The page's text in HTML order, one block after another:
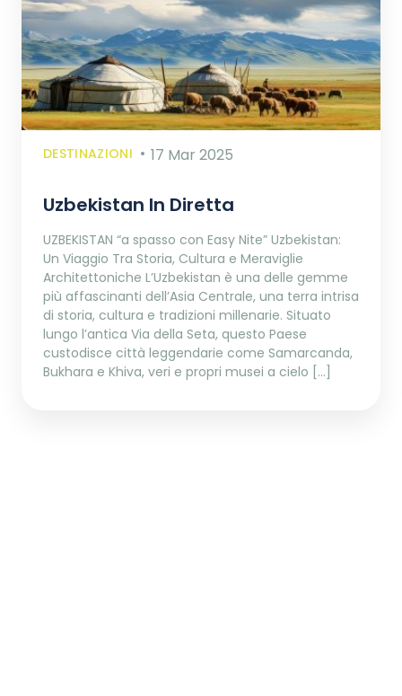
DESTINAZIONI 17 Mar 2025
Uzbekistan In Diretta
UZBEKISTAN “a spasso con Easy Nite” Uzbekistan:
Un Viaggio Tra Storia, Cultura e Meraviglie
Architettoniche L’Uzbekistan è una delle gemme
più affascinanti dell’Asia Centrale, una terra intrisa
di storia, cultura e tradizioni millenarie. Situato
lungo l’antica Via della Seta, questo Paese
custodisce città leggendarie come Samarcanda,
Bukhara e Khiva, veri e propri musei a cielo […]